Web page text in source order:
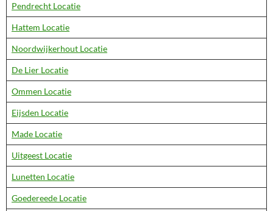
Pendrecht Locatie
Hattem Locatie
Noordwijkerhout Locatie
De Lier Locatie
Ommen Locatie
Eijsden Locatie
Made Locatie
Uitgeest Locatie
Lunetten Locatie
Goedereede Locatie